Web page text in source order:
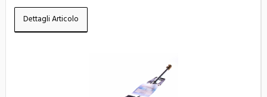
Dettagli Articolo